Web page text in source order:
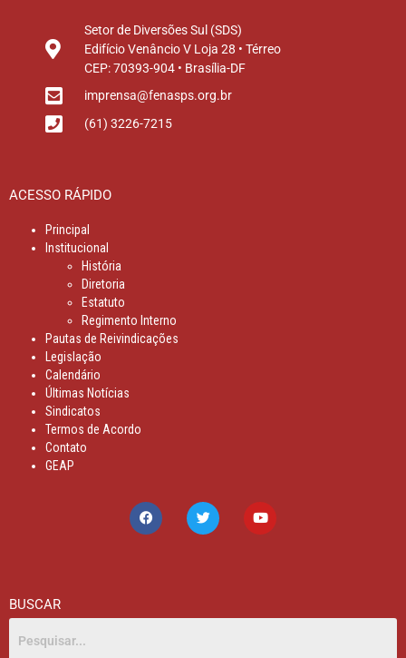
Setor de Diversões Sul (SDS)
Edifício Venâncio V Loja 28 • Térreo
CEP: 70393-904 • Brasília-DF
imprensa@fenasps.org.br
(61) 3226-7215
ACESSO RÁPIDO
Principal
Institucional
História
Diretoria
Estatuto
Regimento Interno
Pautas de Reivindicações
Legislação
Calendário
Últimas Notícias
Sindicatos
Termos de Acordo
Contato
GEAP
BUSCAR